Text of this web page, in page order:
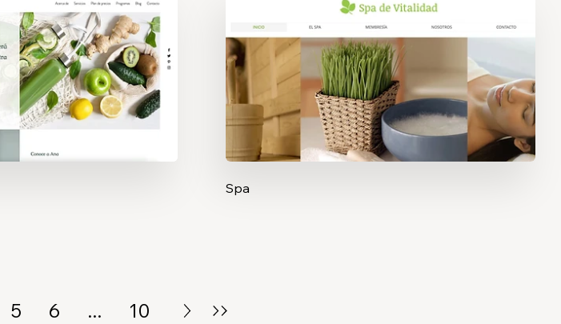
Spa
5 6 ... 10